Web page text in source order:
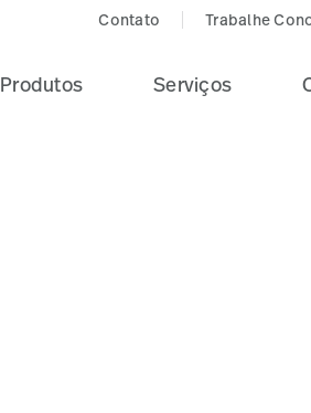
Contato Trabalhe
Produtos Serviços